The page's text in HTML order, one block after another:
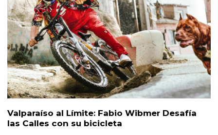
Valparaíso al Límite: Fabio Wibmer Desafía
las Calles con su bicicleta